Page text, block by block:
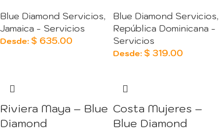
Blue Diamond Servicios,
Jamaica - Servicios
Desde: $ 635.00
Blue Diamond Servicios,
República Dominicana -
Servicios
Desde: $ 319.00
Riviera Maya – Blue
Diamond
Costa Mujeres –
Blue Diamond